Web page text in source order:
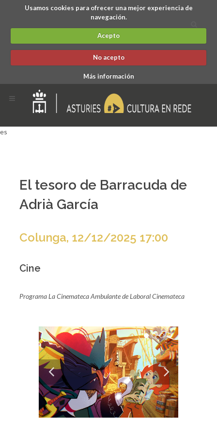
Usamos cookies para ofrecer una mejor experiencia de
navegación.
Acepto
No acepto
Más información
es
El tesoro de Barracuda de
Adrià García
Colunga, 12/12/2025 17:00
Cine
Programa La Cinemateca Ambulante de Laboral Cinemateca